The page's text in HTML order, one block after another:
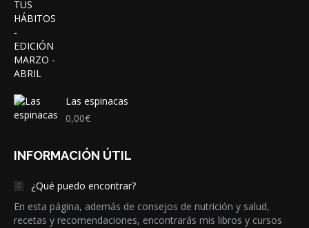
Las espinacas
0,00€
INFORMACIÓN ÚTIL
¿Qué puedo encontrar?
En esta página, además de consejos de nutrición y salud,
recetas y recomendaciones, encontrarás mis libros y cursos